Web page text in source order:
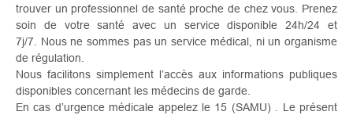
trouver un professionnel de santé proche de chez vous. Prenez
soin de votre santé avec un service disponible 24h/24 et
7j/7. Nous ne sommes pas un service médical, ni un organisme
de régulation.
Nous facilitons simplement l’accès aux informations publiques
disponibles concernant les médecins de garde.
En cas d’urgence médicale appelez le 15 (SAMU) . Le présent